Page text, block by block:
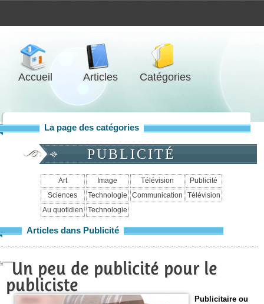
Accueil Articles Catégories
La page des catégories
PUBLICITÉ
Art Image Télévision
Publicité
Sciences
Technologie Communication
Télévision
Au quotidien
Technologie
Articles dans Publicité
Un peu de publicité pour le
publiciste
Publicitaire ou